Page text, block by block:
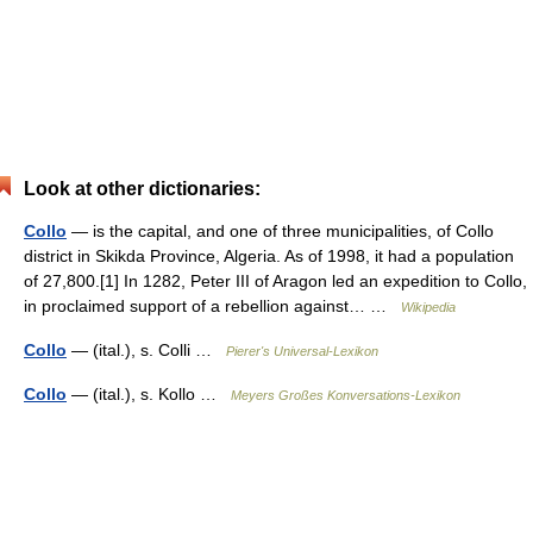
Look at other dictionaries:
Collo — is the capital, and one of three municipalities, of Collo
district in Skikda Province, Algeria. As of 1998, it had a population
of 27,800.[1] In 1282, Peter III of Aragon led an expedition to Collo,
in proclaimed support of a rebellion against… …
Wikipedia
Collo — (ital.), s. Colli … Pierer's Universal-Lexikon
Collo — (ital.), s. Kollo … Meyers Großes Konversations-Lexikon